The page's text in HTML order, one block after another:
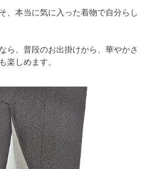
、本当に気に入った着物で自分らし
ら、普段のお出掛けから、華やかさ
楽しめます。